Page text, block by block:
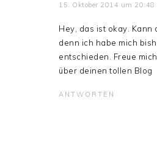
15. Oktober 2014 um 20:48
Hey, das ist okay. Kann
denn ich habe mich
entschieden. Freue
über deinen tollen Blog
ANTWORTEN